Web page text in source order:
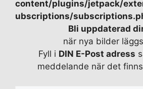
content/plugins/jetpack/
ubscriptions/
Bli uppdaterad
när nya bilder
Fyll i DIN E-Post adress
meddelande när det